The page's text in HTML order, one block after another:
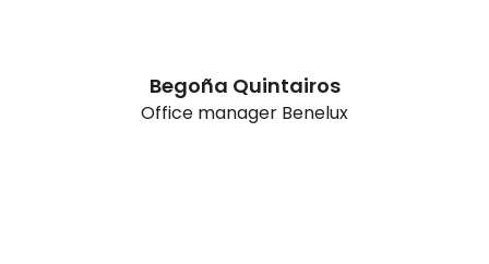
Begoña Quintairos
Office manager Benelux